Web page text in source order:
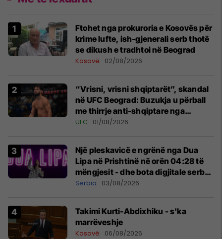
Ftohet nga prokuroria e Kosovës për
krime lufte, ish-gjenerali serb thotë
se dikush e tradhtoi në Beograd
Kosovë 02/08/2026
“Vrisni, vrisni shqiptarët”, skandal
në UFC Beograd: Buzukja u përball
me thirrje anti-shqiptare nga
tribunat
UFC 01/08/2026
Një pleskavicë e ngrënë nga Dua
Lipa në Prishtinë në orën 04:28 të
mëngjesit - dhe bota digjitale serbe
shpall gjendjen e luftës
Serbia 03/08/2026
Takimi Kurti-Abdixhiku - s'ka
marrëveshje
Kosovë 06/08/2026